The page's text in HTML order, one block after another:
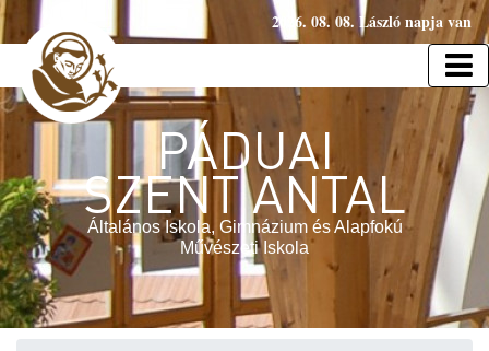
2026. 08. 08. László napja van
PÁDUAI
SZENT ANTAL
Általános Iskola, Gimnázium és Alapfokú
Művészeti Iskola